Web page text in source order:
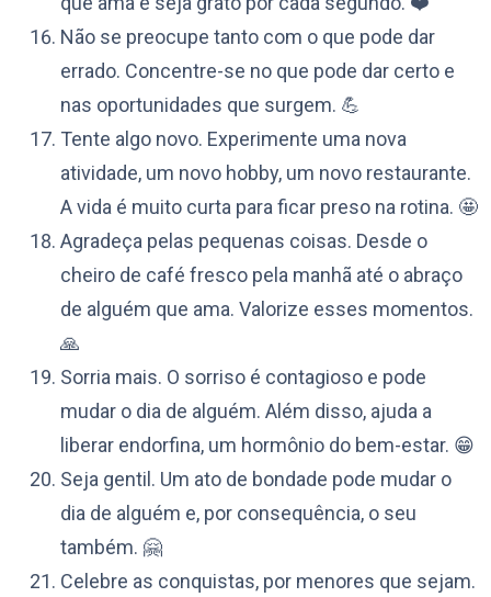
Não se preocupe tanto com o que pode dar
errado. Concentre-se no que pode dar certo e
nas oportunidades que surgem. 💪
Tente algo novo. Experimente uma nova
atividade, um novo hobby, um novo restaurante.
A vida é muito curta para ficar preso na rotina. 🤩
Agradeça pelas pequenas coisas. Desde o
cheiro de café fresco pela manhã até o abraço
de alguém que ama. Valorize esses momentos.
🙏
Sorria mais. O sorriso é contagioso e pode
mudar o dia de alguém. Além disso, ajuda a
liberar endorfina, um hormônio do bem-estar. 😁
Seja gentil. Um ato de bondade pode mudar o
dia de alguém e, por consequência, o seu
também. 🤗
Celebre as conquistas, por menores que sejam.